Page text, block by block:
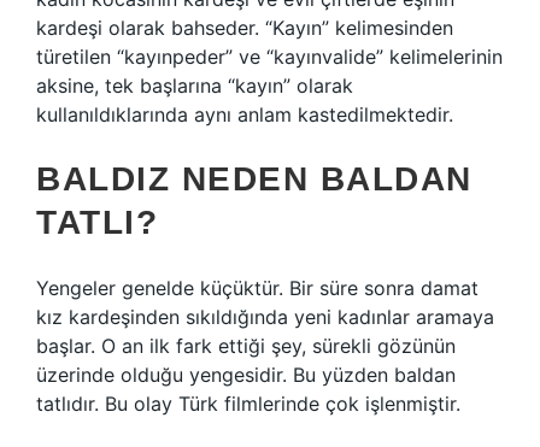
kardeşi olarak bahseder. “Kayın” kelimesinden
türetilen “kayınpeder” ve “kayınvalide” kelimelerinin
aksine, tek başlarına “kayın” olarak
kullanıldıklarında aynı anlam kastedilmektedir.
BALDIZ NEDEN BALDAN
TATLI?
Yengeler genelde küçüktür. Bir süre sonra damat
kız kardeşinden sıkıldığında yeni kadınlar aramaya
başlar. O an ilk fark ettiği şey, sürekli gözünün
üzerinde olduğu yengesidir. Bu yüzden baldan
tatlıdır. Bu olay Türk filmlerinde çok işlenmiştir.